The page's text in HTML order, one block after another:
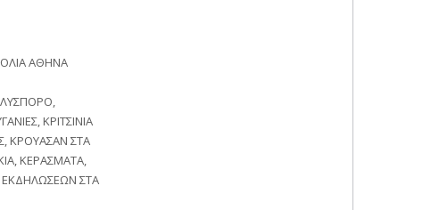
ΑΘΗΝΑ
ΚΡΙΤΣΙΝΙΑ
ΚΡΟΥΑΣΑΝ ΣΤΑ
ΚΕΡΑΣΜΑΤΑ,
ΕΚΔΗΛΩΣΕΩΝ ΣΤΑ